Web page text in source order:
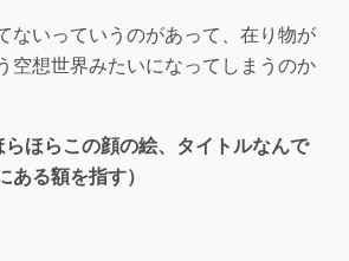
ないっていうのがあって、在り物が
空想世界みたいになってしまうのか
ほらこの顔の絵、タイトルなんで
ある額を指す）